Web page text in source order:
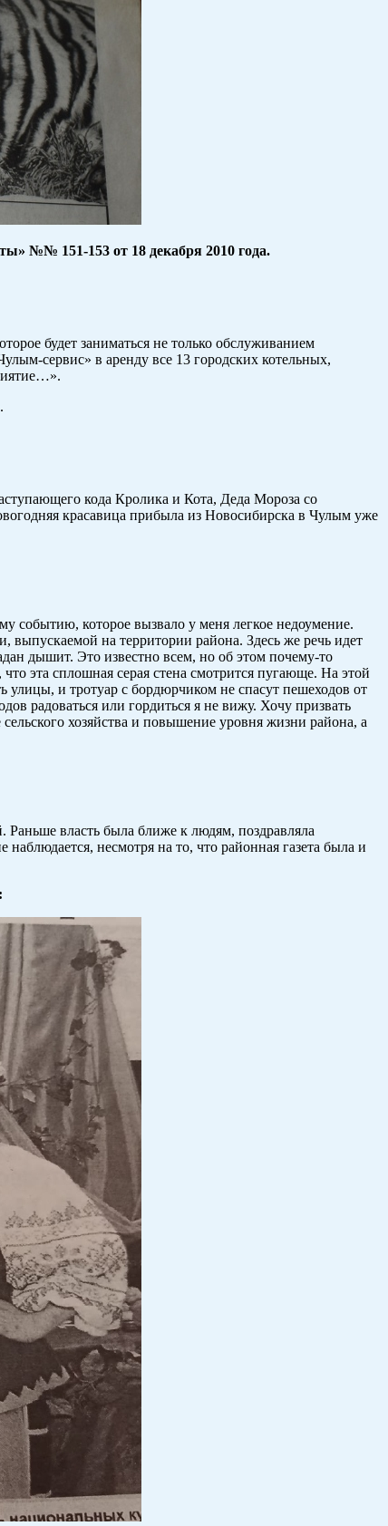
№№ 151-153 от 18 декабря 2010 года.
будет заниматься не только обслуживанием
сервис» в аренду все 13 городских котельных,
кода Кролика и Кота, Деда Мороза со
красавица прибыла из Новосибирска в Чулым уже
событию, которое вызвало у меня легкое недоумение.
на территории района. Здесь же речь идет
дышит. Это известно всем, но об этом почему-то
эта сплошная серая стена смотрится пугающе. На этой
и тротуар с бордюрчиком не спасут пешеходов от
радоваться или гордиться я не вижу. Хочу призвать
хозяйства и повышение уровня жизни района, а
власть была ближе к людям, поздравляла
несмотря на то, что районная газета была и